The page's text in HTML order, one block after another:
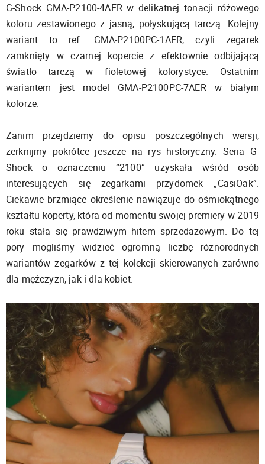
G-Shock GMA-P2100-4AER w delikatnej tonacji różowego
koloru zestawionego z jasną, połyskującą tarczą. Kolejny
wariant to ref. GMA-P2100PC-1AER, czyli zegarek
zamknięty w czarnej kopercie z efektownie odbijającą
światło tarczą w fioletowej kolorystyce. Ostatnim
wariantem jest model GMA-P2100PC-7AER w białym
kolorze.
Zanim przejdziemy do opisu poszczególnych wersji,
zerknijmy pokrótce jeszcze na rys historyczny. Seria G-
Shock o oznaczeniu “2100” uzyskała wśród osób
interesujących się zegarkami przydomek „CasiOak”.
Ciekawie brzmiące określenie nawiązuje do ośmiokątnego
kształtu koperty, która od momentu swojej premiery w 2019
roku stała się prawdziwym hitem sprzedażowym. Do tej
pory mogliśmy widzieć ogromną liczbę różnorodnych
wariantów zegarków z tej kolekcji skierowanych zarówno
dla mężczyzn, jak i dla kobiet.